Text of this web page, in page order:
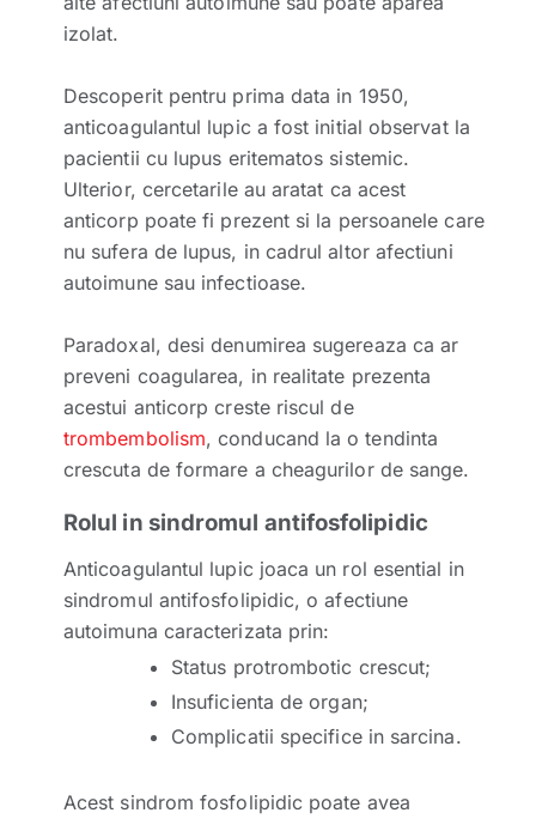
izolat.
Descoperit pentru prima data in 1950,
anticoagulantul lupic a fost initial observat la
pacientii cu lupus eritematos sistemic.
Ulterior, cercetarile au aratat ca acest
anticorp poate fi prezent si la persoanele care
nu sufera de lupus, in cadrul altor afectiuni
autoimune sau infectioase.
Paradoxal, desi denumirea sugereaza ca ar
preveni coagularea, in realitate prezenta
acestui anticorp creste riscul de
trombembolism, conducand la o tendinta
crescuta de formare a cheagurilor de sange.
Rolul in sindromul antifosfolipidic
Anticoagulantul lupic joaca un rol esential in
sindromul antifosfolipidic, o afectiune
autoimuna caracterizata prin:
Status protrombotic crescut;
Insuficienta de organ;
Complicatii specifice in sarcina.
Acest sindrom fosfolipidic poate avea